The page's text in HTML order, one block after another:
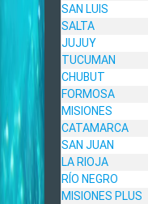
SAN LUIS
SALTA
JUJUY
TUCUMAN
CHUBUT
FORMOSA
MISIONES
CATAMARCA
SAN JUAN
LA RIOJA
RÍO NEGRO
MISIONES PLUS